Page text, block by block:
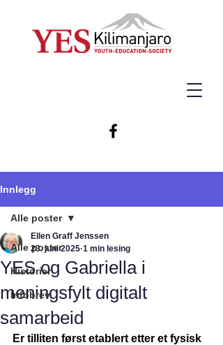
Innlegg
Alle poster
Historier
Infobrev
Alle poster
YES og Gabriella i
meningsfylt digitalt
samarbeid
Ellen Graff Jenssen
23. juni 2025 1 min lesing
Er tilliten først etablert etter et fysisk